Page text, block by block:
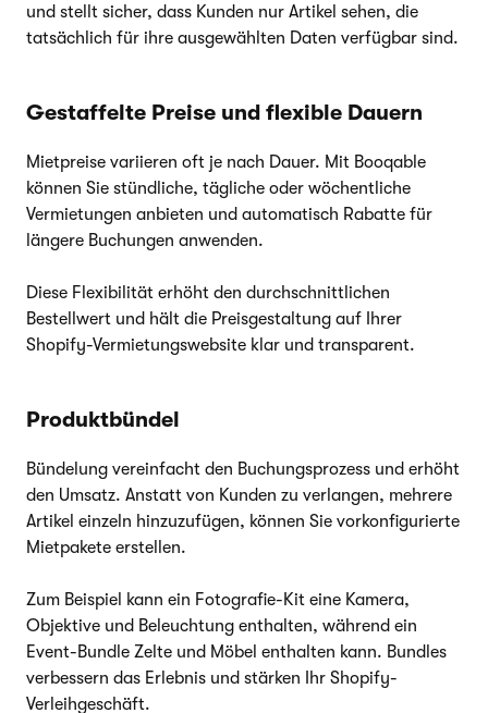
und stellt sicher, dass Kunden nur Artikel sehen, die
tatsächlich für ihre ausgewählten Daten verfügbar sind.
Gestaffelte Preise und flexible Dauern
Mietpreise variieren oft je nach Dauer. Mit Booqable
können Sie stündliche, tägliche oder wöchentliche
Vermietungen anbieten und automatisch Rabatte für
längere Buchungen anwenden.
Diese Flexibilität erhöht den durchschnittlichen
Bestellwert und hält die Preisgestaltung auf Ihrer
Shopify-Vermietungswebsite klar und transparent.
Produktbündel
Bündelung vereinfacht den Buchungsprozess und erhöht
den Umsatz. Anstatt von Kunden zu verlangen, mehrere
Artikel einzeln hinzuzufügen, können Sie vorkonfigurierte
Mietpakete erstellen.
Zum Beispiel kann ein Fotografie-Kit eine Kamera,
Objektive und Beleuchtung enthalten, während ein
Event-Bundle Zelte und Möbel enthalten kann. Bundles
verbessern das Erlebnis und stärken Ihr Shopify-
Verleihgeschäft.